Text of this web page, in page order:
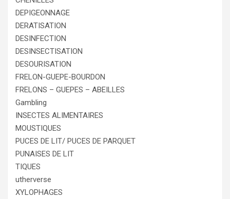
DEPIGEONNAGE
DERATISATION
DESINFECTION
DESINSECTISATION
DESOURISATION
FRELON-GUEPE-BOURDON
FRELONS – GUEPES – ABEILLES
Gambling
INSECTES ALIMENTAIRES
MOUSTIQUES
PUCES DE LIT/ PUCES DE PARQUET
PUNAISES DE LIT
TIQUES
utherverse
XYLOPHAGES